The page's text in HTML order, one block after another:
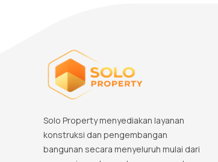
Solo Property menyediakan layanan
konstruksi dan pengembangan
bangunan secara menyeluruh mulai dari